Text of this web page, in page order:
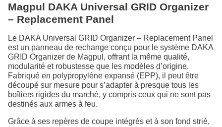
Magpul DAKA Universal GRID Organizer
– Replacement Panel
Le DAKA Universal GRID Organizer – Replacement Panel
est un panneau de rechange conçu pour le système DAKA
GRID Organizer de Magpul, offrant la même qualité,
modularité et robustesse que les modèles d’origine.
Fabriqué en polypropylène expansé (EPP), il peut être
découpé sur mesure pour s’adapter à presque tous les
boîtiers rigides du marché, y compris ceux qui ne sont pas
destinés aux armes à feu.
Grâce à ses repères de coupe intégrés et à son fond strié,